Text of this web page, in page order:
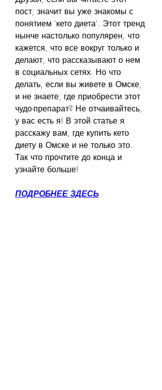
пост, значит вы уже знакомы с
понятием 'кето диета'. Этот тренд
нынче настолько популярен, что
кажется, что все вокруг только и
делают, что рассказывают о нем
в социальных сетях. Но что
делать, если вы живете в Омске,
и не знаете, где приобрести этот
чудо-препарат? Не отчаивайтесь,
у вас есть я! В этой статье я
расскажу вам, где купить кето
диету в Омске и не только это.
Так что прочтите до конца и
узнайте больше!
ПОДРОБНЕЕ ЗДЕСЬ